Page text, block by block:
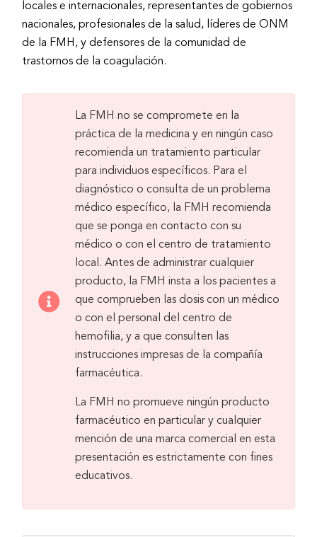
locales e internacionales, representantes de gobiernos
nacionales, profesionales de la salud, líderes de ONM
de la FMH, y defensores de la comunidad de
trastornos de la coagulación.
La FMH no se compromete en la
práctica de la medicina y en ningún caso
recomienda un tratamiento particular
para individuos específicos. Para el
diagnóstico o consulta de un problema
médico específico, la FMH recomienda
que se ponga en contacto con su
médico o con el centro de tratamiento
local. Antes de administrar cualquier
producto, la FMH insta a los pacientes a
que comprueben las dosis con un médico
o con el personal del centro de
hemofilia, y a que consulten las
instrucciones impresas de la compañía
farmacéutica.
La FMH no promueve ningún producto
farmacéutico en particular y cualquier
mención de una marca comercial en esta
presentación es estrictamente con fines
educativos.